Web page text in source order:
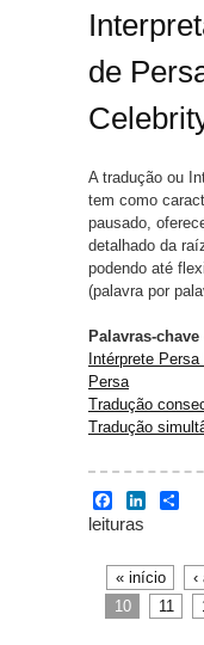
de
A tradução ou
tem como
pausado,
detalhado da
podendo até
(palavra por
Palavras-
Intérprete
Persa
Tradução
Tradução
a
c
b
o
o
e
d
leituras
Páginas
« início ‹
10
11